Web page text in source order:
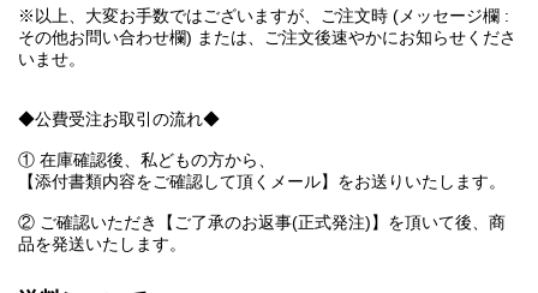
※以上、大変お手数ではございますが、ご注文時 (メッセージ欄 :
その他お問い合わせ欄) または、ご注文後速やかにお知らせくださ
いませ。
◆公費受注お取引の流れ◆
① 在庫確認後、私どもの方から、
【添付書類内容をご確認して頂くメール】をお送りいたします。
② ご確認いただき【ご了承のお返事(正式発注)】を頂いて後、商
品を発送いたします。